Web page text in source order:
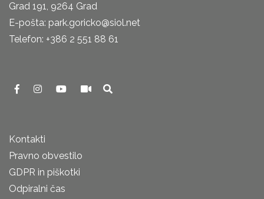
Grad 191, 9264 Grad
E-pošta: park.goricko@siol.net
Telefon: +386 2 551 88 61
Kontakti
Pravno obvestilo
GDPR in piškotki
Odpiralni čas